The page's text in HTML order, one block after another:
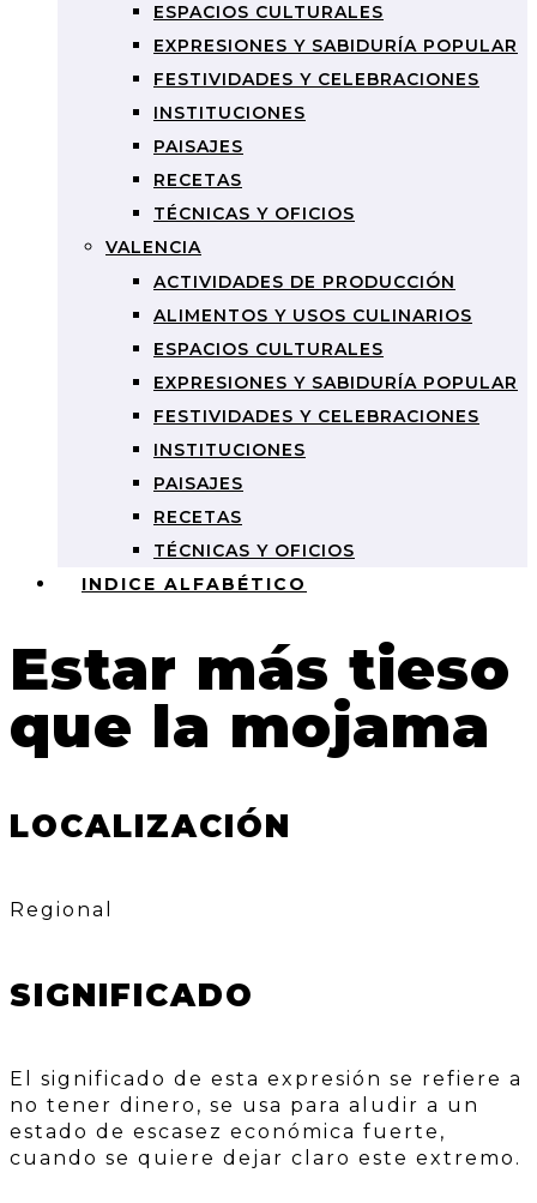
ESPACIOS CULTURALES
EXPRESIONES Y SABIDURÍA POPULAR
FESTIVIDADES Y CELEBRACIONES
INSTITUCIONES
PAISAJES
RECETAS
TÉCNICAS Y OFICIOS
VALENCIA
ACTIVIDADES DE PRODUCCIÓN
ALIMENTOS Y USOS CULINARIOS
ESPACIOS CULTURALES
EXPRESIONES Y SABIDURÍA POPULAR
FESTIVIDADES Y CELEBRACIONES
INSTITUCIONES
PAISAJES
RECETAS
TÉCNICAS Y OFICIOS
INDICE ALFABÉTICO
Estar más tieso
que la mojama
LOCALIZACIÓN
Regional
SIGNIFICADO
El significado de esta expresión se refiere a
no tener dinero, se usa para aludir a un
estado de escasez económica fuerte,
cuando se quiere dejar claro este extremo.